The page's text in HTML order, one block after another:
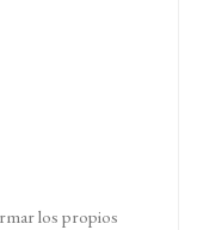
los propios